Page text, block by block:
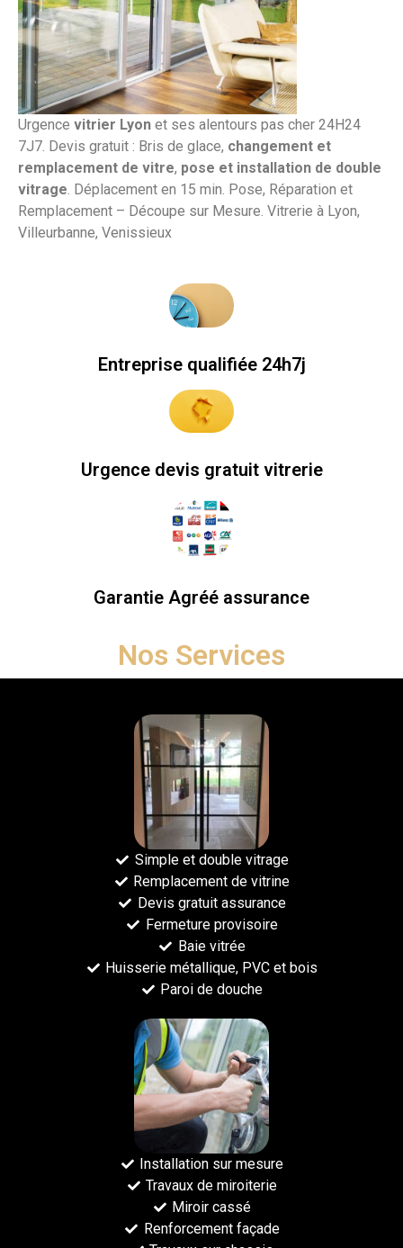
Urgence vitrier Lyon et ses alentours pas cher 24H24
7J7. Devis gratuit : Bris de glace, changement et
remplacement de vitre, pose et installation de double
vitrage. Déplacement en 15 min. Pose, Réparation et
Remplacement – Découpe sur Mesure. Vitrerie à Lyon,
Villeurbanne, Venissieux
Entreprise qualifiée 24h7j
Urgence devis gratuit vitrerie
Garantie Agréé assurance
Nos Services
Simple et double vitrage
Remplacement de vitrine
Devis gratuit assurance
Fermeture provisoire
Baie vitrée
Huisserie métallique, PVC et bois
Paroi de douche
Installation sur mesure
Travaux de miroiterie
Miroir cassé
Renforcement façade